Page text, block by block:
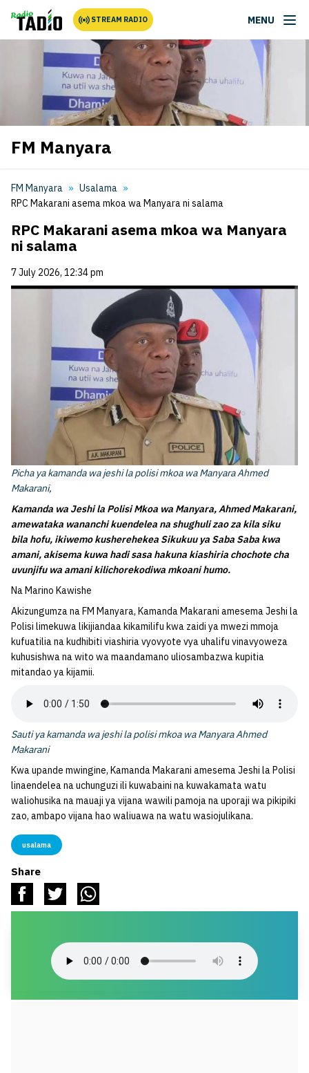
STREAM RADIO MENU
FM Manyara
FM Manyara
Usalama
RPC Makarani asema mkoa wa Manyara ni salama
RPC Makarani asema mkoa wa Manyara
ni salama
7 July 2026, 12:34 pm
Picha ya kamanda wa jeshi la polisi mkoa wa Manyara Ahmed
Makarani,
Kamanda wa Jeshi la Polisi Mkoa wa Manyara, Ahmed Makarani,
amewataka wananchi kuendelea na shughuli zao za kila siku
bila hofu, ikiwemo kusherehekea Sikukuu ya Saba Saba kwa
amani, akisema kuwa hadi sasa hakuna kiashiria chochote cha
uvunjifu wa amani kilichorekodiwa mkoani humo.
Na Marino Kawishe
Akizungumza na FM Manyara, Kamanda Makarani amesema Jeshi la
Polisi limekuwa likijiandaa kikamilifu kwa zaidi ya mwezi mmoja
kufuatilia na kudhibiti viashiria vyovyote vya uhalifu vinavyoweza
kuhusishwa na wito wa maandamano uliosambazwa kupitia
mitandao ya kijamii.
Sauti ya kamanda wa jeshi la polisi mkoa wa Manyara Ahmed
Makarani
Kwa upande mwingine, Kamanda Makarani amesema Jeshi la Polisi
linaendelea na uchunguzi ili kuwabaini na kuwakamata watu
waliohusika na mauaji ya vijana wawili pamoja na uporaji wa pikipiki
zao, ambapo vijana hao waliuawa na watu wasiojulikana.
usalama
Share